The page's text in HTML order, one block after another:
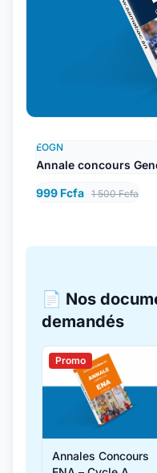
EOGN
Annale concours
999 Fcfa 1 500 Fcfa
📄 Nos
demandés
Promo
Annales Concours